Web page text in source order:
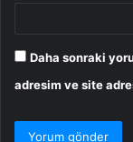
Daha sonraki
adresim ve site